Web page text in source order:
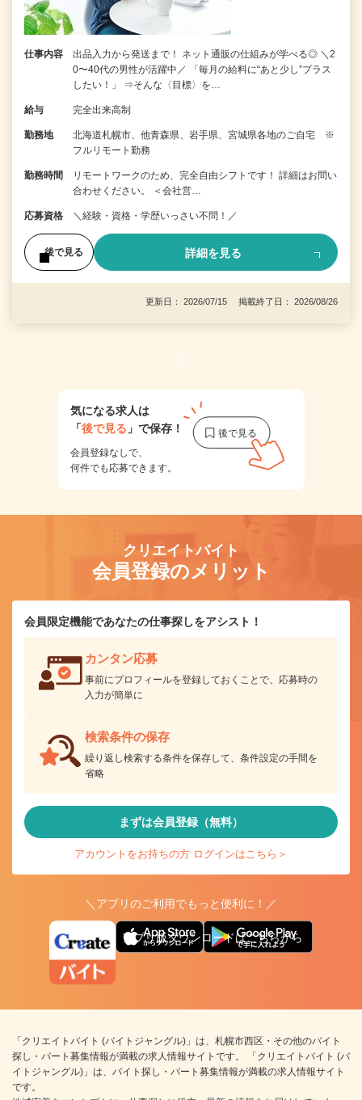
仕事内容
出品入力から発送まで！ ネット通販の仕組みが学べる◎ ＼2
0〜40代の男性が活躍中／ 「毎月の給料に“あと少し”プラス
したい！」 ⇒そんな〈目標〉を…
給与 完全出来高制
勤務地
北海道札幌市、他青森県、岩手県、宮城県各地のご自宅 ※
フルリモート勤務
勤務時間
リモートワークのため、完全自由シフトです！ 詳細はお問い
合わせください。 ＜会社営…
応募資格 ＼経験・資格・学歴いっさい不問！／
後で見る 詳細を見る
更新日： 2026/07/15 掲載終了日： 2026/08/26
1
気になる求人は
「後で見る 」で保存！
会員登録なしで、
何件でも応募できます。
クリエイトバイト
会員登録のメリット
会員限定機能であなたの仕事探しをアシスト！
カンタン応募
事前にプロフィールを登録しておくことで、応募時の
入力が簡単に
検索条件の保存
繰り返し検索する条件を保存して、条件設定の手間を
省略
まずは会員登録（無料）
アカウントをお持ちの方 ログインはこちら＞
＼アプリのご利用でもっと便利に！／
アプリ版ダウンロードはこちらから
「クリエイトバイト (バイトジャングル)」は、札幌市西区・その他のバイト
探し・パート募集情報が満載の求人情報サイトです。 「クリエイトバイト (バ
イトジャングル)」は、バイト探し・パート募集情報が満載の求人情報サイト
です。